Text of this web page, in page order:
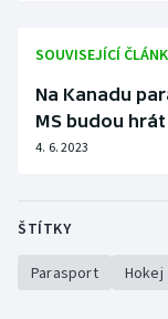
Triatlon
Veslování
Vodní slalom
SOUVISEJÍCÍ
Na Kanadu
MS budou hrát
4. 6. 2023
ŠTÍTKY
Parasport Hokej